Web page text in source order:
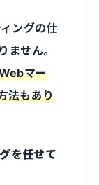
ングの仕
ません。
マー
法もあり
を任せて